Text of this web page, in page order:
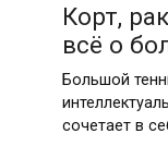
Корт,
всё о
Большой
сочетает в